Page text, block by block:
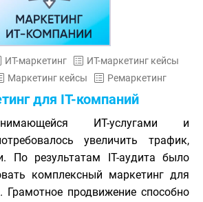
ИТ-маркетинг
ИТ-маркетинг кейсы
Маркетинг кейсы Ремаркетинг
для IT-компаний
ИТ-услугами и
увеличить трафик,
По результатам IT-аудита было
комплексный маркетинг для
Грамотное продвижение способно